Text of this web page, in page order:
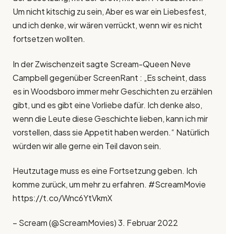
Um nicht kitschig zu sein, Aber es war ein Liebesfest,
und ich denke, wir wären verrückt, wenn wir es nicht
fortsetzen wollten.
In der Zwischenzeit sagte Scream-Queen Neve
Campbell gegenüber ScreenRant : „Es scheint, dass
es in Woodsboro immer mehr Geschichten zu erzählen
gibt, und es gibt eine Vorliebe dafür. Ich denke also,
wenn die Leute diese Geschichte lieben, kann ich mir
vorstellen, dass sie Appetit haben werden.“ Natürlich
würden wir alle gerne ein Teil davon sein.
Heutzutage muss es eine Fortsetzung geben. Ich
komme zurück, um mehr zu erfahren. #ScreamMovie
https://t.co/Wnc6YtVkmX
– Scream (@ScreamMovies) 3. Februar 2022